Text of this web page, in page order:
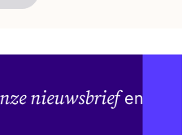
nieuwsbriefen